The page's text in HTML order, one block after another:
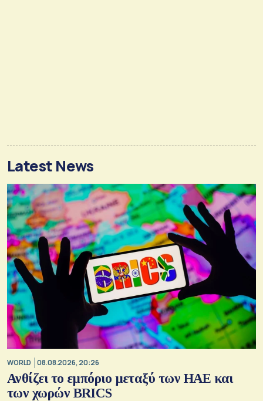
Latest News
WORLD 08.08.2026, 20:26
Ανθίζει το εμπόριο μεταξύ των ΗΑΕ και
των χωρών BRICS